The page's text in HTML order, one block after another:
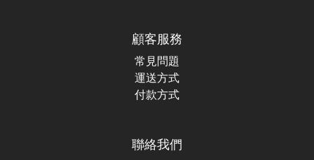
顧客服務
常見問題
運送方式
付款方式
聯絡我們